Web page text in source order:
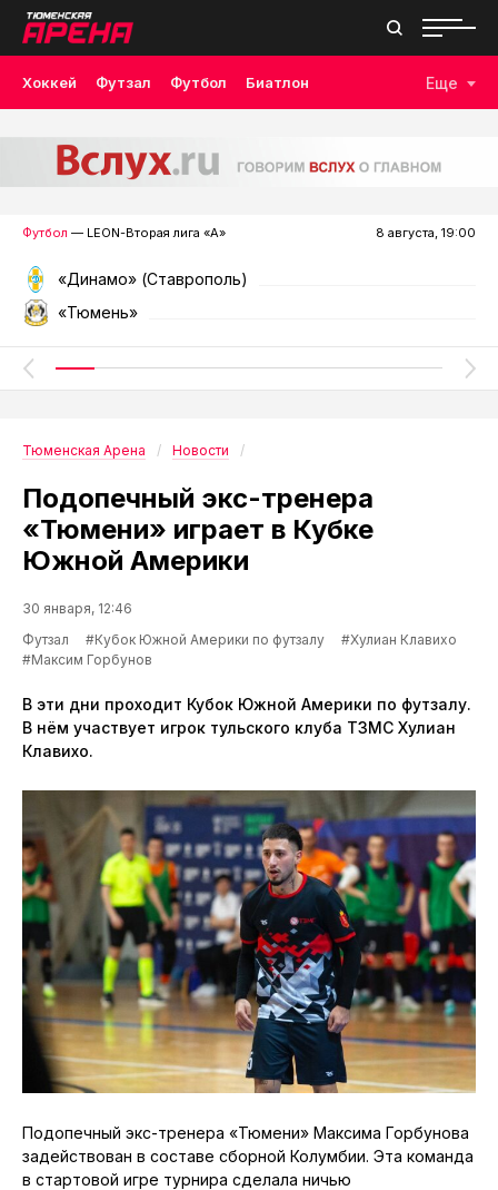
Хоккей Футзал Футбол Биатлон Еще
Футбол — LEON-Вторая лига «А» 8 августа, 19:00
«Динамо» (Ставрополь)
«Тюмень»
Тюменская Арена Новости
Подопечный экс-тренера
«Тюмени» играет в Кубке
Южной Америки
30 января, 12:46
Футзал
#Кубок Южной Америки по футзалу
#Хулиан Клавихо
#Максим Горбунов
В эти дни проходит Кубок Южной Америки по футзалу.
В нём участвует игрок тульского клуба ТЗМС Хулиан
Клавихо.
Подопечный экс-тренера «Тюмени» Максима Горбунова
задействован в составе сборной Колумбии. Эта команда
в стартовой игре турнира сделала ничью